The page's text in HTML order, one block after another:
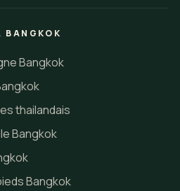
BANGKOK
Bangkok
thailandais
Bangkok
Bangkok